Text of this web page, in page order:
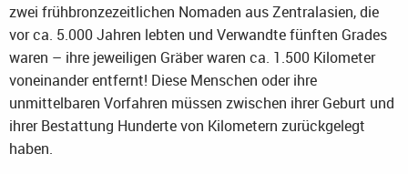
zwei frühbronzezeitlichen Nomaden aus Zentralasien, die
vor ca. 5.000 Jahren lebten und Verwandte fünften Grades
waren – ihre jeweiligen Gräber waren ca. 1.500 Kilometer
voneinander entfernt! Diese Menschen oder ihre
unmittelbaren Vorfahren müssen zwischen ihrer Geburt und
ihrer Bestattung Hunderte von Kilometern zurückgelegt
haben.